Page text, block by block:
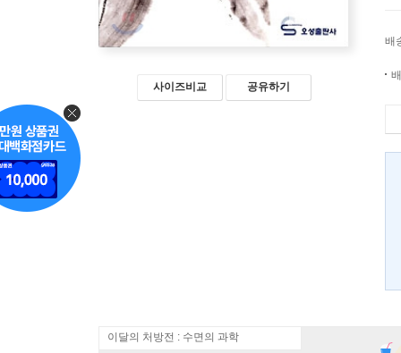
사이즈비교 공유하기
배
이달의 처방전 : 수면의 과학